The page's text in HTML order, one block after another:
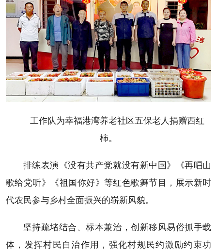
工作队为幸福港湾养老社区五保老人捐赠西红
柿。
排练表演《没有共产党就没有新中国》《再唱山
歌给党听》《祖国你好》等红色歌舞节目，展示新时
代农民参与乡村全面振兴的崭新风貌。
坚持疏堵结合、标本兼治，创新移风易俗抓手载
体，发挥村民自治作用，强化村规民约激励约束功